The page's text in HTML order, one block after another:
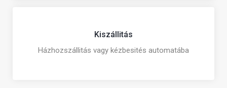
Kiszállitás
Házhozszállitás vagy kézbesités automatába